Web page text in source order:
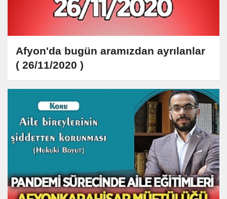
Afyon'da bugün aramızdan ayrılanlar
( 26/11/2020 )